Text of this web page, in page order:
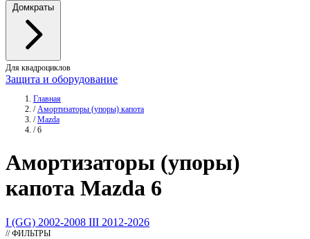
Домкраты
Для квадроциклов
Защита и оборудование
Главная
/ Амортизаторы (упоры) капота
/ Mazda
/ 6
Амортизаторы (упоры)
капота Mazda 6
I (GG) 2002-2008 III 2012-2026
// ФИЛЬТРЫ